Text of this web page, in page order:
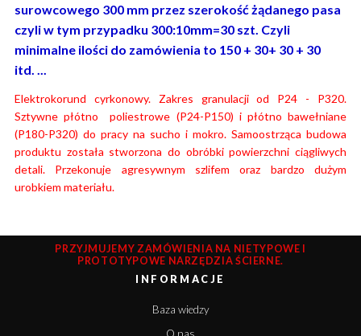
surowcowego 300 mm przez szerokość żądanego pasa
czyli w tym przypadku 300:10mm=30 szt. Czyli
minimalne ilości do zamówienia to 150 + 30+ 30 + 30
itd. ...
Elektrokorund cyrkonowy. Zakres granulacji od P24 - P320.
Sztywne płótno poliestrowe (P24-P150) i płótno bawełniane
(P180-P320) do pracy na sucho i mokro. Samoostrząca budowa
produktu została stworzona do obróbki powierzchni ciągliwych
detali. Przekonuje agresywnym szlifem oraz bardzo dużym
urobkiem materiału.
PRZYJMUJEMY ZAMÓWIENIA NA NIETYPOWE I
PROTOTYPOWE NARZĘDZIA ŚCIERNE.
INFORMACJE
Baza wiedzy